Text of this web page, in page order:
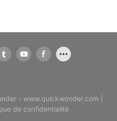
A40504
- www.quickwonder.com |
de confidentialité